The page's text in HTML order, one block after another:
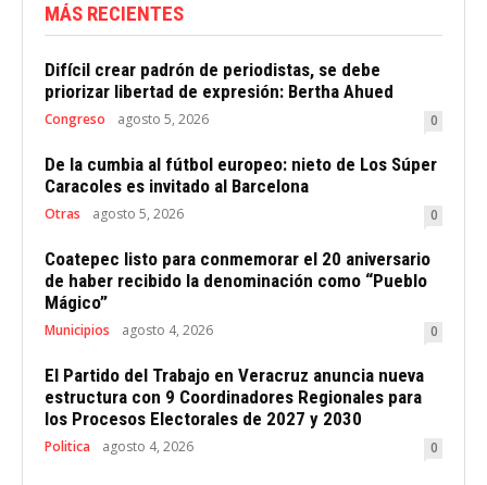
MÁS RECIENTES
Difícil crear padrón de periodistas, se debe
priorizar libertad de expresión: Bertha Ahued
Congreso agosto 5, 2026 0
De la cumbia al fútbol europeo: nieto de Los Súper
Caracoles es invitado al Barcelona
Otras agosto 5, 2026 0
Coatepec listo para conmemorar el 20 aniversario
de haber recibido la denominación como “Pueblo
Mágico”
Municipios agosto 4, 2026 0
El Partido del Trabajo en Veracruz anuncia nueva
estructura con 9 Coordinadores Regionales para
los Procesos Electorales de 2027 y 2030
Politica agosto 4, 2026 0